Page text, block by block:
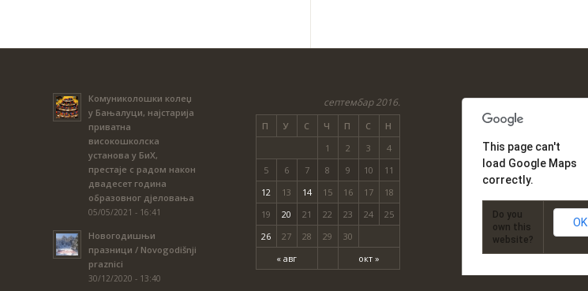
Комуниколошки колеџ
у Бањалуци, најстарија
приватна
високошколска
установа у БиХ,
престаје с радом након
двадесет година
образовног дјеловања
05/05/2021 - 16:41
Новогодишњи
празници / Novogodišnji
praznici
30/12/2020 - 13:40
септембар 2016.
П У С Ч П С Н
« авг окт »
1 2 3
4
5
6 7 8 9 10
11
12
13 14 15 16 17
18
19
20 21 22 23 24
25
26
27 28 29 30
This page can't
load Google Maps
correctly.
Do you
own this
website?
OK